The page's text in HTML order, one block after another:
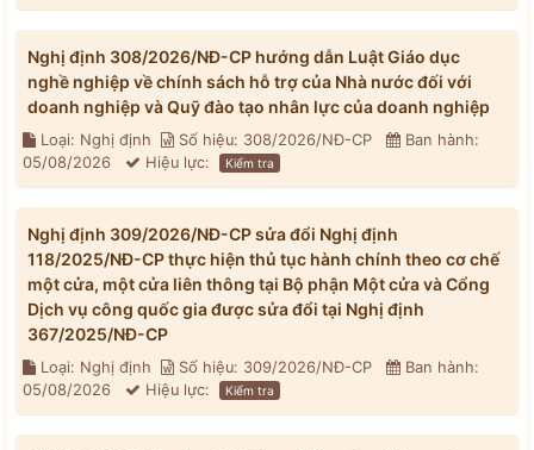
Nghị định 308/2026/NĐ-CP hướng dẫn Luật Giáo dục
nghề nghiệp về chính sách hỗ trợ của Nhà nước đối với
doanh nghiệp và Quỹ đào tạo nhân lực của doanh nghiệp
Loại: Nghị định Số hiệu: 308/2026/NĐ-CP
Ban hành:
05/08/2026
Hiệu lực: Kiểm tra
Nghị định 309/2026/NĐ-CP sửa đổi Nghị định
118/2025/NĐ-CP thực hiện thủ tục hành chính theo cơ chế
một cửa, một cửa liên thông tại Bộ phận Một cửa và Cổng
Dịch vụ công quốc gia được sửa đổi tại Nghị định
367/2025/NĐ-CP
Loại: Nghị định Số hiệu: 309/2026/NĐ-CP
Ban hành:
05/08/2026
Hiệu lực: Kiểm tra